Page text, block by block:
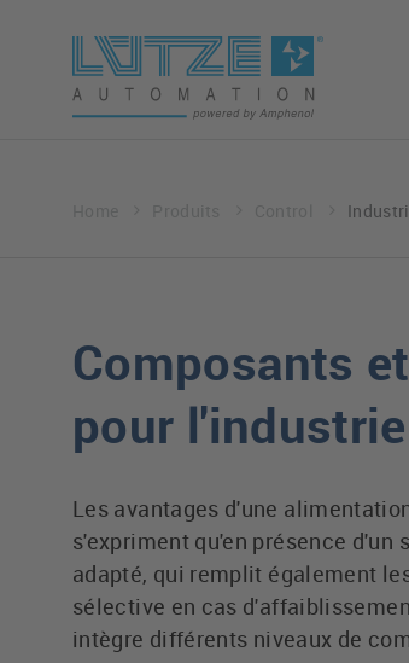
Composants
pour
Les avantages d'une
s'expriment qu'en présence d'un
adapté, qui remplit également
sélective en cas
intègre différents niveaux de